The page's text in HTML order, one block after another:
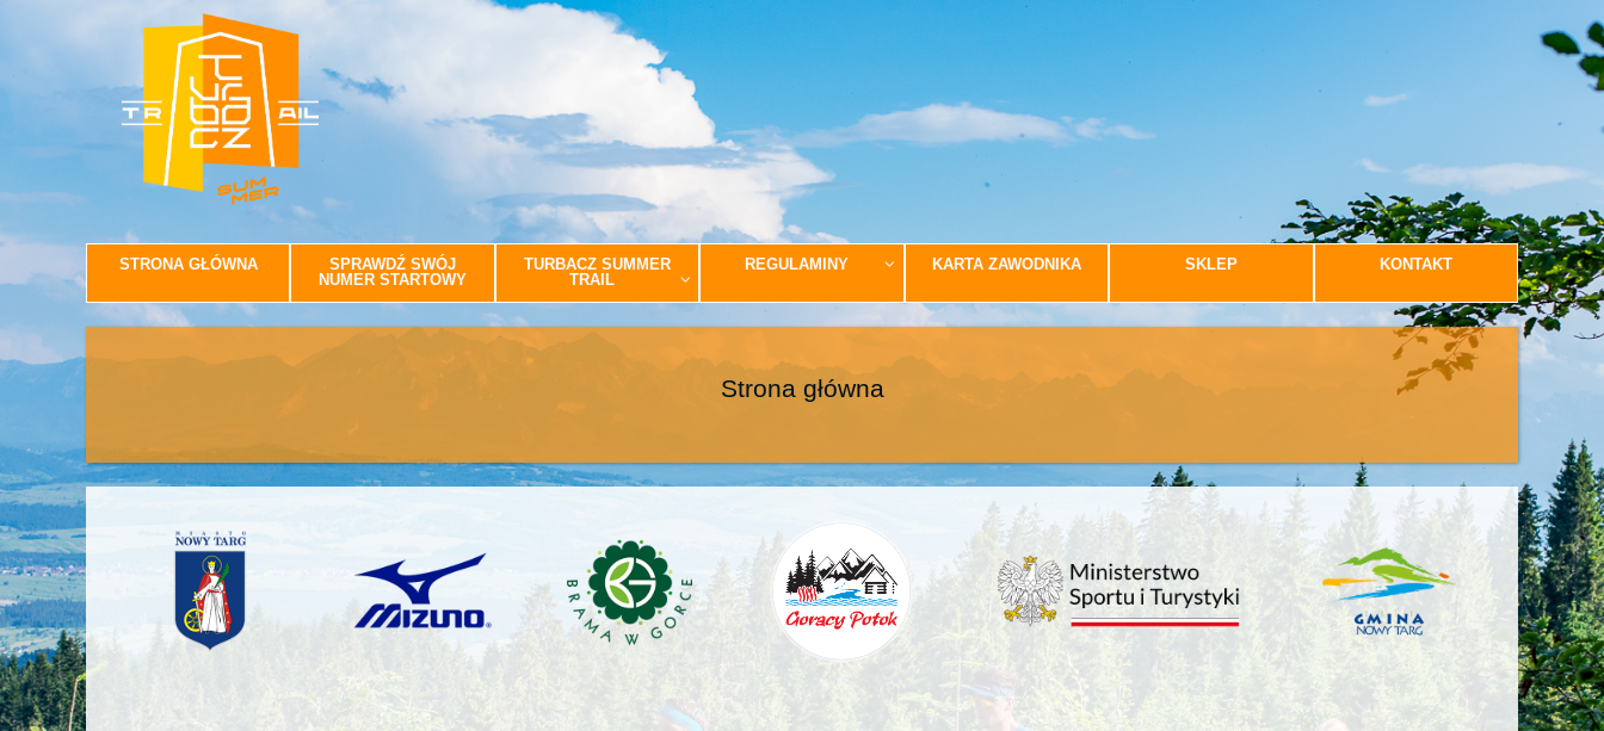
STRONA GŁÓWNA
SPRAWDŹ SWÓJ
NUMER STARTOWY
TURBACZ SUMMER
TRAIL
REGULAMINY KARTA ZAWODNIKA SKLEP KONTAKT
Strona główna